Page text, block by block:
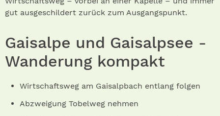
gut ausgeschildert zurück zum Ausgangspunkt.
Gaisalpe und Gaisalpsee -
Wanderung kompakt
Wirtschaftsweg am Gaisalpbach entlang folgen
Abzweigung Tobelweg nehmen